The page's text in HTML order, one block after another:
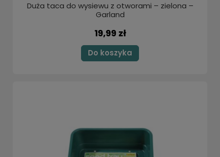
Duża taca do wysiewu z otworami – zielona –
Garland
19,99 zł
Do koszyka